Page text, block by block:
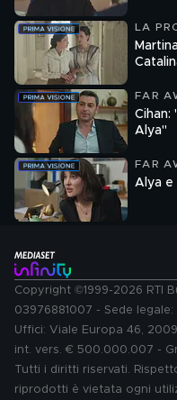
LA
FAR
Cihan:
Alya"
FAR
Alya e
Copyright ©1999-2026 RTI
03976881007 - Sede
Uffici: Viale Europa 46,
int. vers. € 500.000.007 -
Tutti i diritti riservati.
riprodotti è vietata ogni